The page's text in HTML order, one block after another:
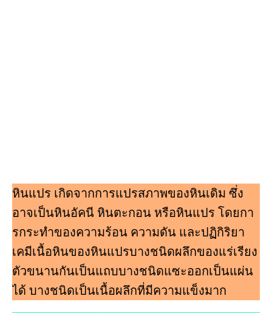
หินแปร เกิดจากการแปรสภาพของหินเดิม ซึ่ง
อาจเป็นหินอัคนี หินตะกอน หรือหินแปร โดยกา
รกระทําของความร้อน ความดัน และปฏิกิริยา
เคมีเนื้อหินของหินแปรบางชนิดผลึกของแร่เรียง
ตัวขนานกันเป็นแถบบางชนิดแซะออกเป็นแผ่น
ได้ บางชนิดเป็นเนื้อผลึกที่มีความแข็งมาก